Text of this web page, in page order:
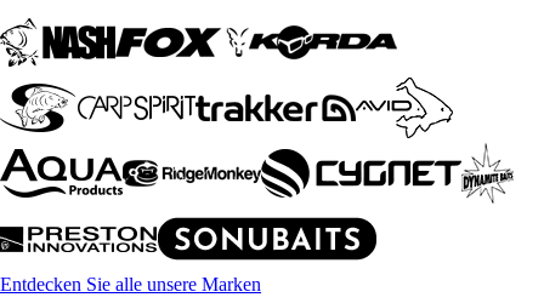
Entdecken Sie alle unsere Marken